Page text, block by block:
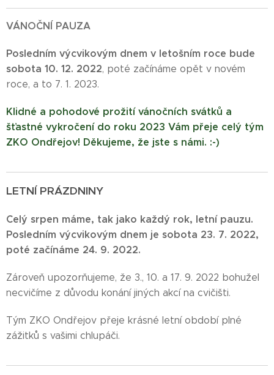
VÁNOČNÍ PAUZA
Posledním výcvikovým dnem v letošním roce bude
sobota 10. 12. 2022, poté začínáme opět v novém
roce, a to 7. 1. 2023.
Klidné a pohodové prožití vánočních svátků a
šťastné vykročení do roku 2023 Vám přeje celý tým
ZKO Ondřejov! Děkujeme, že jste s námi. :-)
LETNÍ PRÁZDNINY
Celý srpen máme, tak jako každý rok, letní pauzu.
Posledním výcvikovým dnem je sobota 23. 7. 2022,
poté začínáme 24. 9. 2022.
Zároveň upozorňujeme, že 3., 10. a 17. 9. 2022 bohužel
necvičíme z důvodu konání jiných akcí na cvičišti.
Tým ZKO Ondřejov přeje krásné letní období plné
zážitků s vašimi chlupáči.